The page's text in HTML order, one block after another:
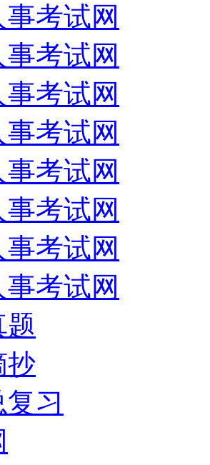
事考试网
考试网
考试网
考试网
考试网
考试网
考试网
考试网
题
抄
习